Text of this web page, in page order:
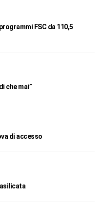
FSC da 110,5
che mai”
di accesso